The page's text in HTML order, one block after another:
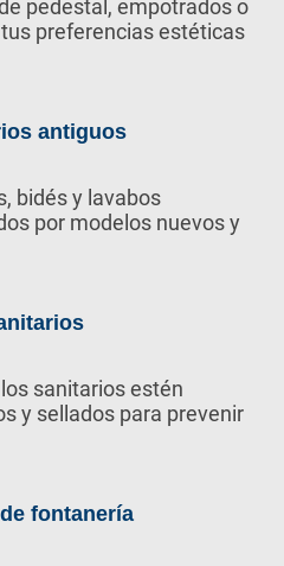
pedestal, empotrados o
preferencias estéticas
antiguos
bidés y lavabos
por modelos nuevos y
sanitarios estén
y sellados para prevenir
fontanería